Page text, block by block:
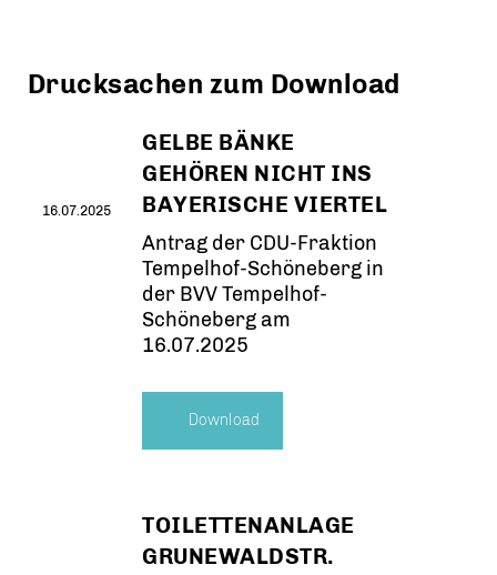
Drucksachen zum Download
16.07.2025
GELBE BÄNKE
GEHÖREN NICHT INS
BAYERISCHE VIERTEL
Antrag der CDU-Fraktion
Tempelhof-Schöneberg in
der BVV Tempelhof-
Schöneberg am
16.07.2025
Download
TOILETTENANLAGE
GRUNEWALDSTR.